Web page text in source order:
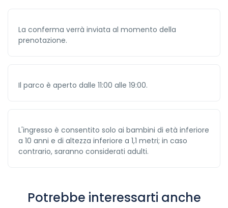
La conferma verrà inviata al momento della
prenotazione.
Il parco è aperto dalle 11:00 alle 19:00.
L'ingresso è consentito solo ai bambini di età inferiore
a 10 anni e di altezza inferiore a 1,1 metri; in caso
contrario, saranno considerati adulti.
Potrebbe interessarti anche